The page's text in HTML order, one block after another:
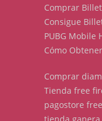
Comprar
Consigue
PUBG Mobile
Cómo
Comprar
Tienda free
pagostore